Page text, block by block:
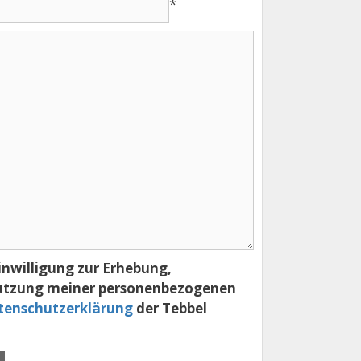
zur Erhebung,
meiner personenbezogenen
der Tebbel